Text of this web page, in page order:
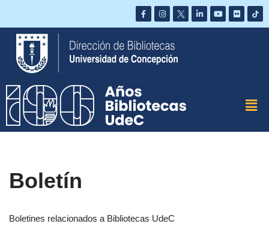
Saltar
contenido
Boletín
Boletines relacionados a Bibliotecas UdeC